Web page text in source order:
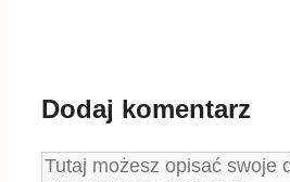
Dodaj komentarz
Komentarz